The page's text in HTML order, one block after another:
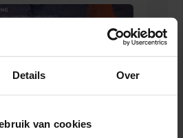
Details Over
van cookies